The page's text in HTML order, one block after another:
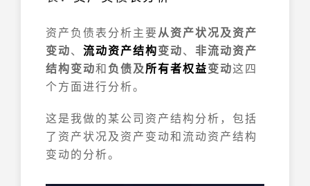
资产负债表分析主要从资产状况及资产
变动、 流动资产结构变动、 非流动资产
结构变动和负债及所有者权益变动这四
个方面进行分析。
这是我做的某公司资产结构分析，包括
了资产状况及资产变动和流动资产结构
变动的分析。